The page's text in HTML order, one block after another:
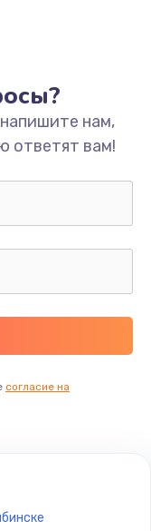
нам,
ответят вам!
согласие на